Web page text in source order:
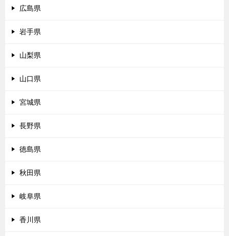
広島県
岩手県
山梨県
山口県
宮城県
長野県
徳島県
秋田県
岐阜県
香川県